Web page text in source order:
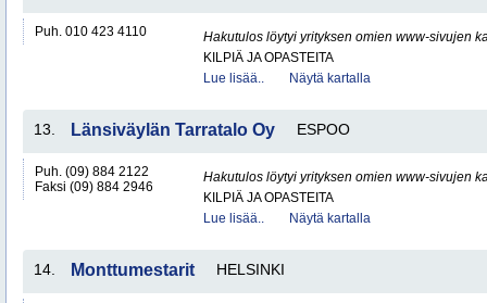
Puh. 010 423 4110
Hakutulos löytyi yrityksen omien www-sivujen
KILPIÄ JA OPASTEITA
Lue lisää..
Näytä kartalla
13. Länsiväylän Tarratalo Oy ESPOO
Puh. (09) 884 2122
Faksi (09) 884 2946
Hakutulos löytyi yrityksen omien www-sivujen
KILPIÄ JA OPASTEITA
Lue lisää..
Näytä kartalla
14. Monttumestarit HELSINKI